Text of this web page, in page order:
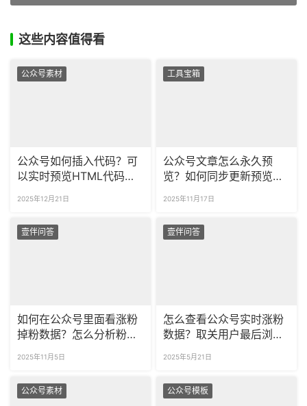
这些内容值得看
公众号素材
公众号如何插入代码？可
以实时预览HTML代码排
2025年12月21日
工具宝箱
公众号文章怎么永久预
览？如何同步更新预览文
2025年11月17日
壹伴问答
如何在公众号里面看涨粉
掉粉数据？怎么分析粉丝
2025年11月5日
壹伴问答
怎么查看公众号实时涨粉
数据？取关用户最后浏览
2025年5月21日
公众号素材 公众号模板